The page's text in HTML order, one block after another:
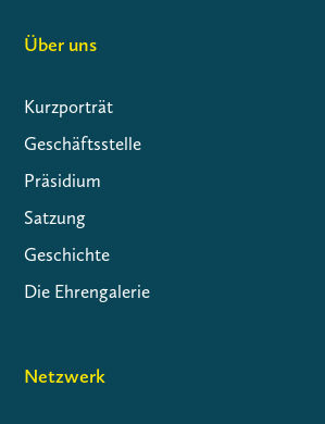
Über uns
Kurzporträt
Geschäftsstelle
Präsidium
Satzung
Geschichte
Die Ehrengalerie
Netzwerk